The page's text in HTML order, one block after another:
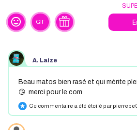
tag_faces GIF
A. Laize
Beau matos bien rasé et qui mérite
😘 merci pour le com
star Ce commentaire a été étoilé par